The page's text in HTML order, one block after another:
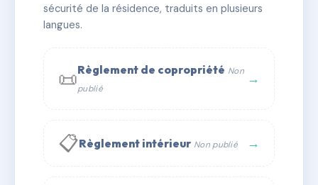
📞 Contacter Syndic Digital
sécurité de la résidence, traduits en plusieurs
langues.
📜Règlement de copropriété Non
publié
→
📋Règlement intérieur Non publié →